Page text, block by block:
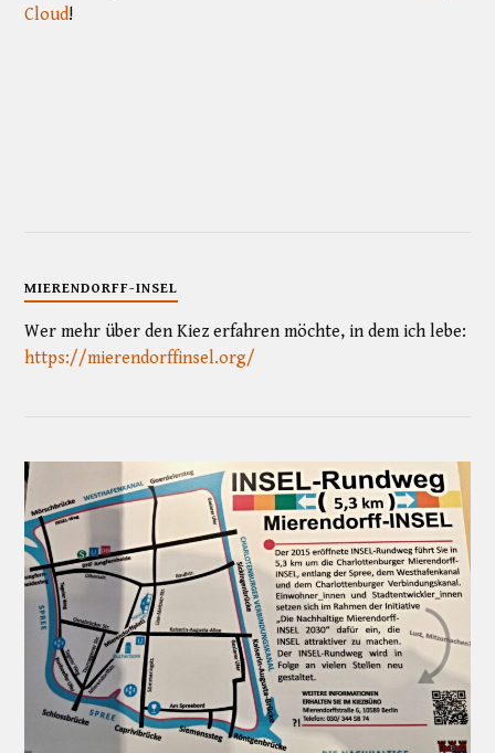
Cloud!
MIERENDORFF-INSEL
Wer mehr über den Kiez erfahren möchte, in dem ich lebe:
https://mierendorffinsel.org/